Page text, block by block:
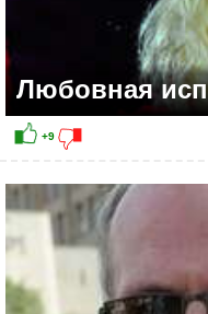
Любовная